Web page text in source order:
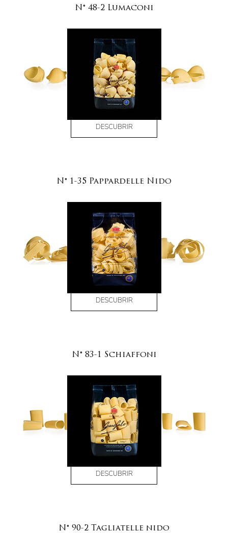
N° 48-2 Lumaconi
DESCUBRIR
N° 1-35 Pappardelle Nido
DESCUBRIR
N° 83-1 Schiaffoni
DESCUBRIR
N° 90-2 Tagliatelle nido